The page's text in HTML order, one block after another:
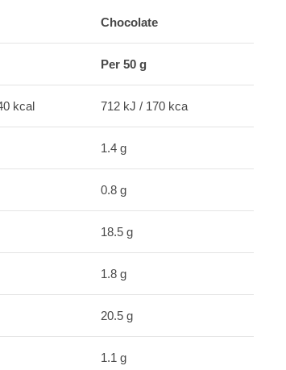
Chocolate
Per 50 g
kcal 712 kJ / 170 kca
1.4 g
0.8 g
18.5 g
1.8 g
20.5 g
1.1 g